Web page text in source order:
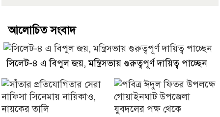
আলোচিত সংবাদ
সিলেট-৪ এ বিপুল জয়, মন্ত্রিসভায় গুরুত্বপূর্ণ দায়িত্ব পাচ্ছেন